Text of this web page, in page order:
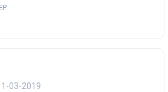
03-2019